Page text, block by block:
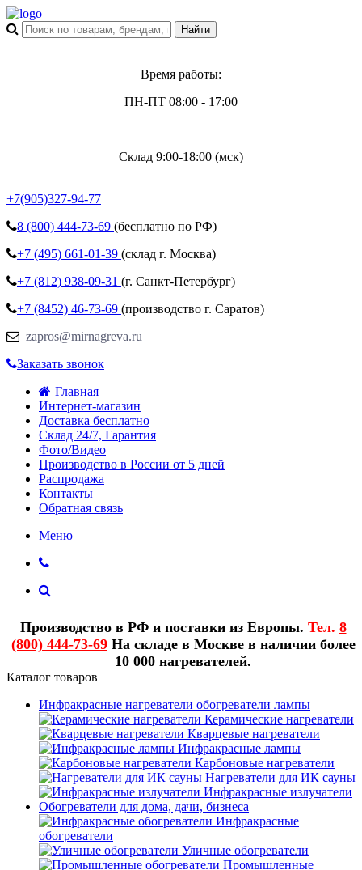
Время работы:
ПН-ПТ 08:00 - 17:00
Склад 9:00-18:00 (мск)
+7(905)327-94-77
8 (800) 444-73-69 (бесплатно по РФ)
+7 (495) 661-01-39 (склад г. Москва)
+7 (812) 938-09-31 (г. Санкт-Петербург)
+7 (8452) 46-73-69 (производство г. Саратов)
zapros@mirnagreva.ru
Заказать звонок
Главная
Интернет-магазин
Доставка бесплатно
Склад 24/7, Гарантия
Фото/Видео
Производство в России от 5 дней
Распродажа
Контакты
Обратная связь
Меню
Производство в РФ и поставки из Европы. Тел. 8
(800) 444-73-69На складе в Москве в наличии более
10 000 нагревателей.
Каталог товаров
Инфракрасные нагреватели обогреватели лампы
Керамические нагреватели
Кварцевые нагреватели
Инфракрасные лампы
Карбоновые нагреватели
Нагреватели для ИК сауны
Инфракрасные излучатели
Обогреватели для дома, дачи, бизнеса
Инфракрасные
обогреватели
Уличные обогреватели
Промышленные